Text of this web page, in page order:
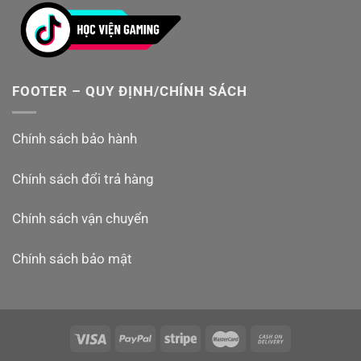
cáo:hocviengaminocg2021@gmail.com
FOOTER – QUY ĐỊNH/CHÍNH SÁCH
Chính sách bảo hành
Chính sách đổi trả hàng
Chính sách vận chuyển
Chính sách bảo mật